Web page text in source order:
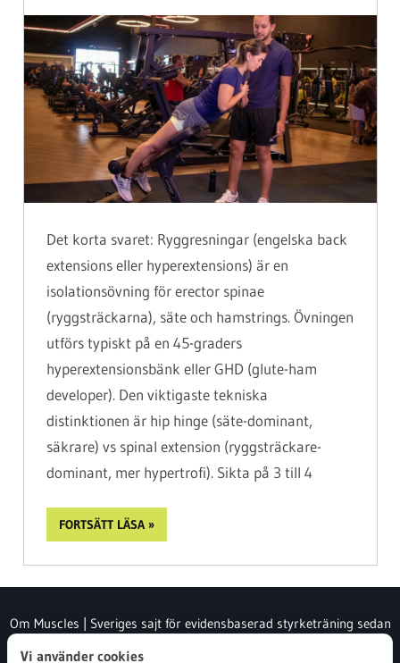
Det korta svaret: Ryggresningar (engelska back
extensions eller hyperextensions) är en
isolationsövning för erector spinae
(ryggsträckarna), säte och hamstrings. Övningen
utförs typiskt på en 45-graders
hyperextensionsbänk eller GHD (glute-ham
developer). Den viktigaste tekniska
distinktionen är hip hinge (säte-dominant,
säkrare) vs spinal extension (ryggsträckare-
dominant, mer hypertrofi). Sikta på 3 till 4
FORTSÄTT LÄSA
Om Muscles | Sveriges sajt för evidensbaserad styrketräning sedan
Vi använder cookies